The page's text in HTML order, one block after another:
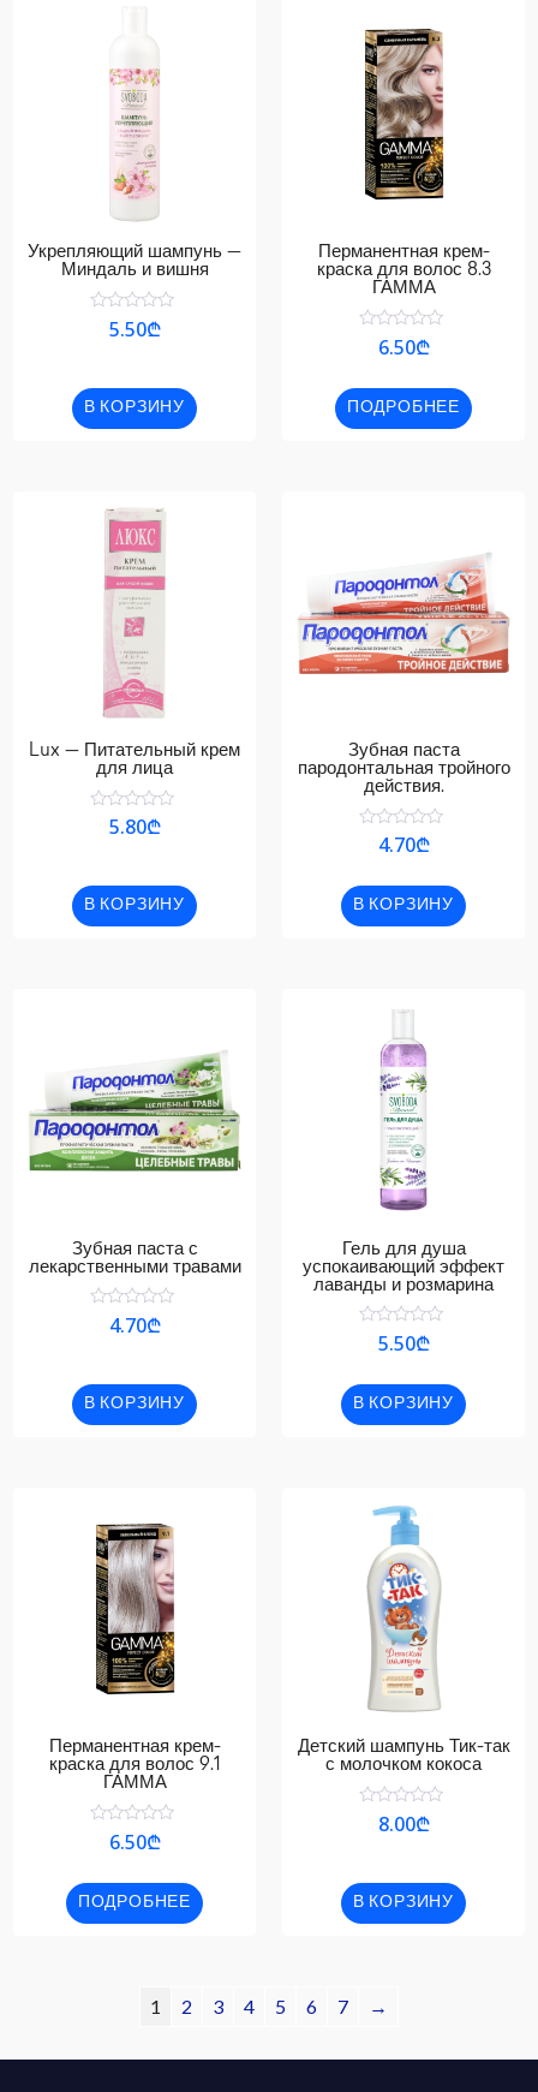
Укрепляющий шампунь —
Миндаль и вишня
Оценка
5.50₾
В КОРЗИНУ
Перманентная крем-
краска для волос 8.3
ГАММА
Оценка
5
6.50₾
ПОДРОБНЕЕ
Lux — Питательный крем
для лица
Оценка
5.80₾
В КОРЗИНУ
Зубная паста
пародонтальная тройного
действия.
Оценка
5
4.70₾
В КОРЗИНУ
Зубная паста с
лекарственными травами
Оценка
4.70₾
В КОРЗИНУ
Гель для душа
успокаивающий эффект
лаванды и розмарина
Оценка
5
5.50₾
В КОРЗИНУ
Перманентная крем-
краска для волос 9.1
ГАММА
Оценка
5
6.50₾
ПОДРОБНЕЕ
Детский шампунь Тик-так
с молочком кокоса
Оценка
8.00₾
В КОРЗИНУ
1 2 3 4 5 6 7 →